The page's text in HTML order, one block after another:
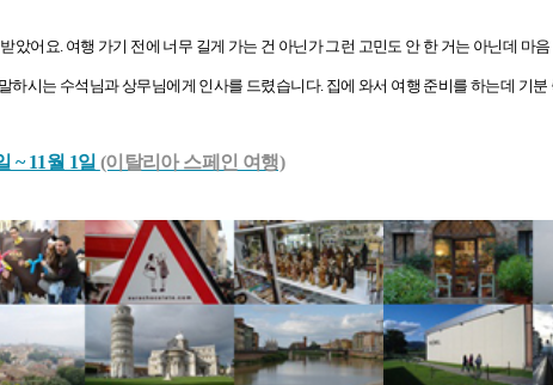
았어요. 여행 가기 전에 너무 길게 가는 건 아닌가 그런 고민도 안 한 거는 아닌데
하시는 수석님과 상무님에게 인사를 드렸습니다. 집에 와서 여행 준비를 하는데 기
~ 11월 1일 (이탈리아 스페인 여행)